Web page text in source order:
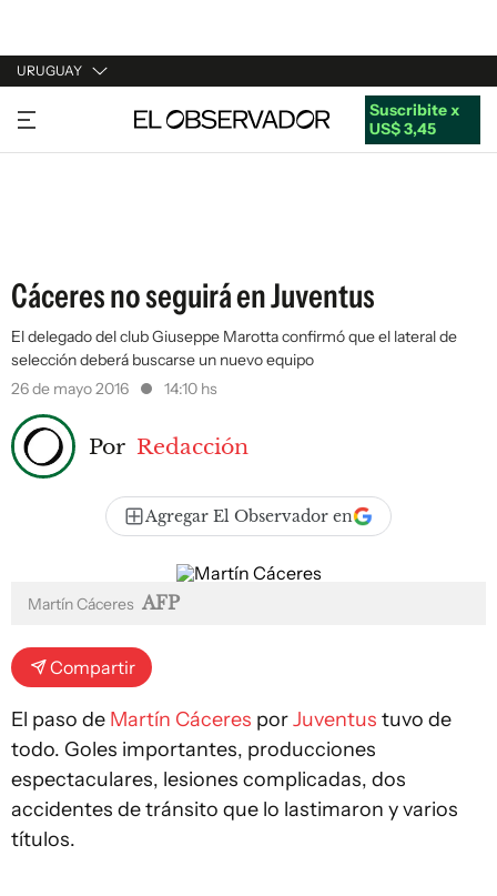
URUGUAY
URUGUAY
ARGENTINA
Suscribite x
US$ 3,45
Cáceres no seguirá en Juventus
El delegado del club Giuseppe Marotta confirmó que el lateral de
selección deberá buscarse un nuevo equipo
26 de mayo 2016
14:10 hs
Por Redacción
Agregar El Observador en
Martín Cáceres AFP
Compartir
El paso de Martín Cáceres porJuventus tuvo de
todo. Goles importantes, producciones
espectaculares, lesiones complicadas, dos
accidentes de tránsito que lo lastimaron y varios
títulos.